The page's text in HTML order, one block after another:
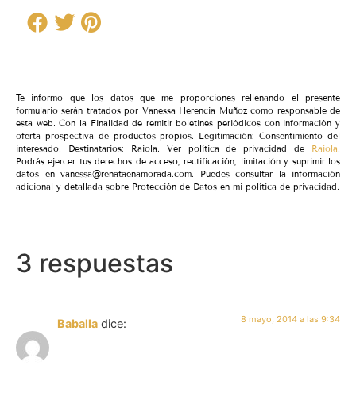
Te informo que los datos que me proporciones rellenando el presente
formulario serán tratados por Vanessa Herencia Muñoz como responsable de
esta web. Con la Finalidad de remitir boletines periódicos con información y
oferta prospectiva de productos propios. Legitimación: Consentimiento del
interesado. Destinatarios: Raiola. Ver política de privacidad de Raiola.
Podrás ejercer tus derechos de acceso, rectificación, limitación y suprimir los
datos en vanessa@renataenamorada.com. Puedes consultar la información
adicional y detallada sobre Protección de Datos en mi política de privacidad.
3 respuestas
Baballa dice: 8 mayo, 2014 a las 9:34